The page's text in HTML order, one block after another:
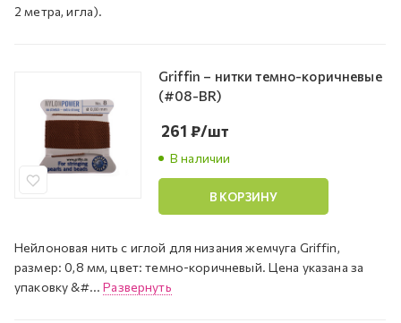
2 метра, игла).
Griffin – нитки темно-коричневые
(#08-BR)
В наличии
261 ₽/шт
В КОРЗИНУ
Нейлоновая нить с иглой для низания жемчуга Griffin,
размер: 0,8 мм, цвет: темно-коричневый. Цена указана за
упаковку &#...Развернуть